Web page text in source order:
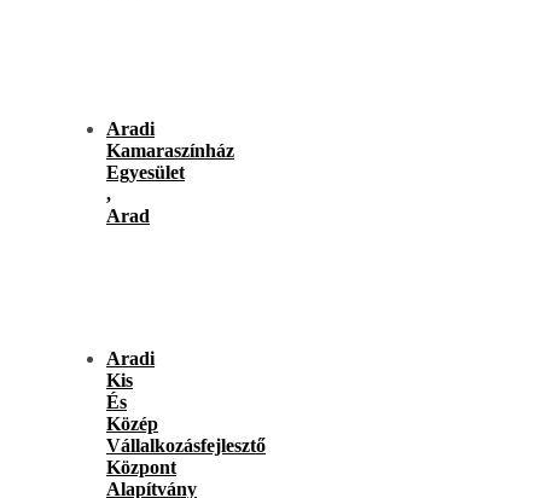
Aradi
Kamaraszínház
Egyesület
,
Arad
Aradi
Kis
És
Közép
Vállalkozásfejlesztő
Központ
Alapítvány